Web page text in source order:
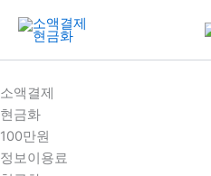
건
너
뛰
기
소액결제
현금화
100만원
정보이용료